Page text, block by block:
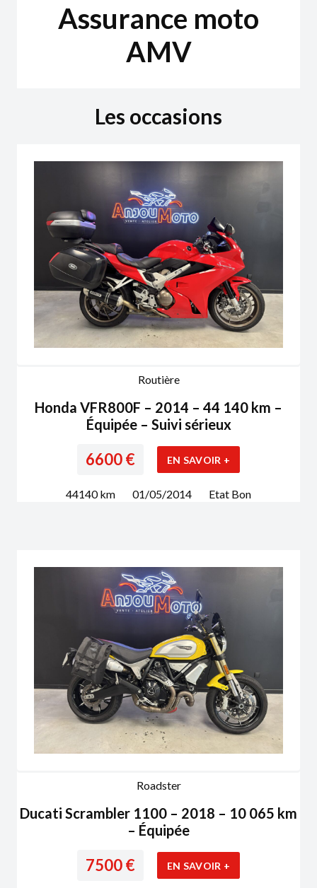
Assurance moto
AMV
Les occasions
Routière
Honda VFR800F – 2014 – 44 140 km –
Équipée – Suivi sérieux
6600€ EN SAVOIR +
44140km 01/05/2014 Etat Bon
Roadster
Ducati Scrambler 1100 – 2018 – 10 065 km
– Équipée
7500€ EN SAVOIR +